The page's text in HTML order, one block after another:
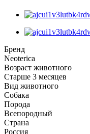
Бренд
Neoterica
Возраст животного
Старше 3 месяцев
Вид животного
Собака
Порода
Всепородный
Страна
Россия